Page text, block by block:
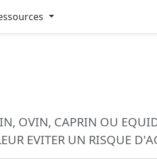
OVIN, CAPRIN OU
EVITER UN RISQUE